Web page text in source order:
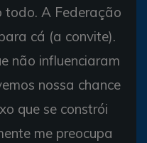
todo. A Federação
cá (a convite).
não influenciaram
nossa chance
que se constrói
me preocupa